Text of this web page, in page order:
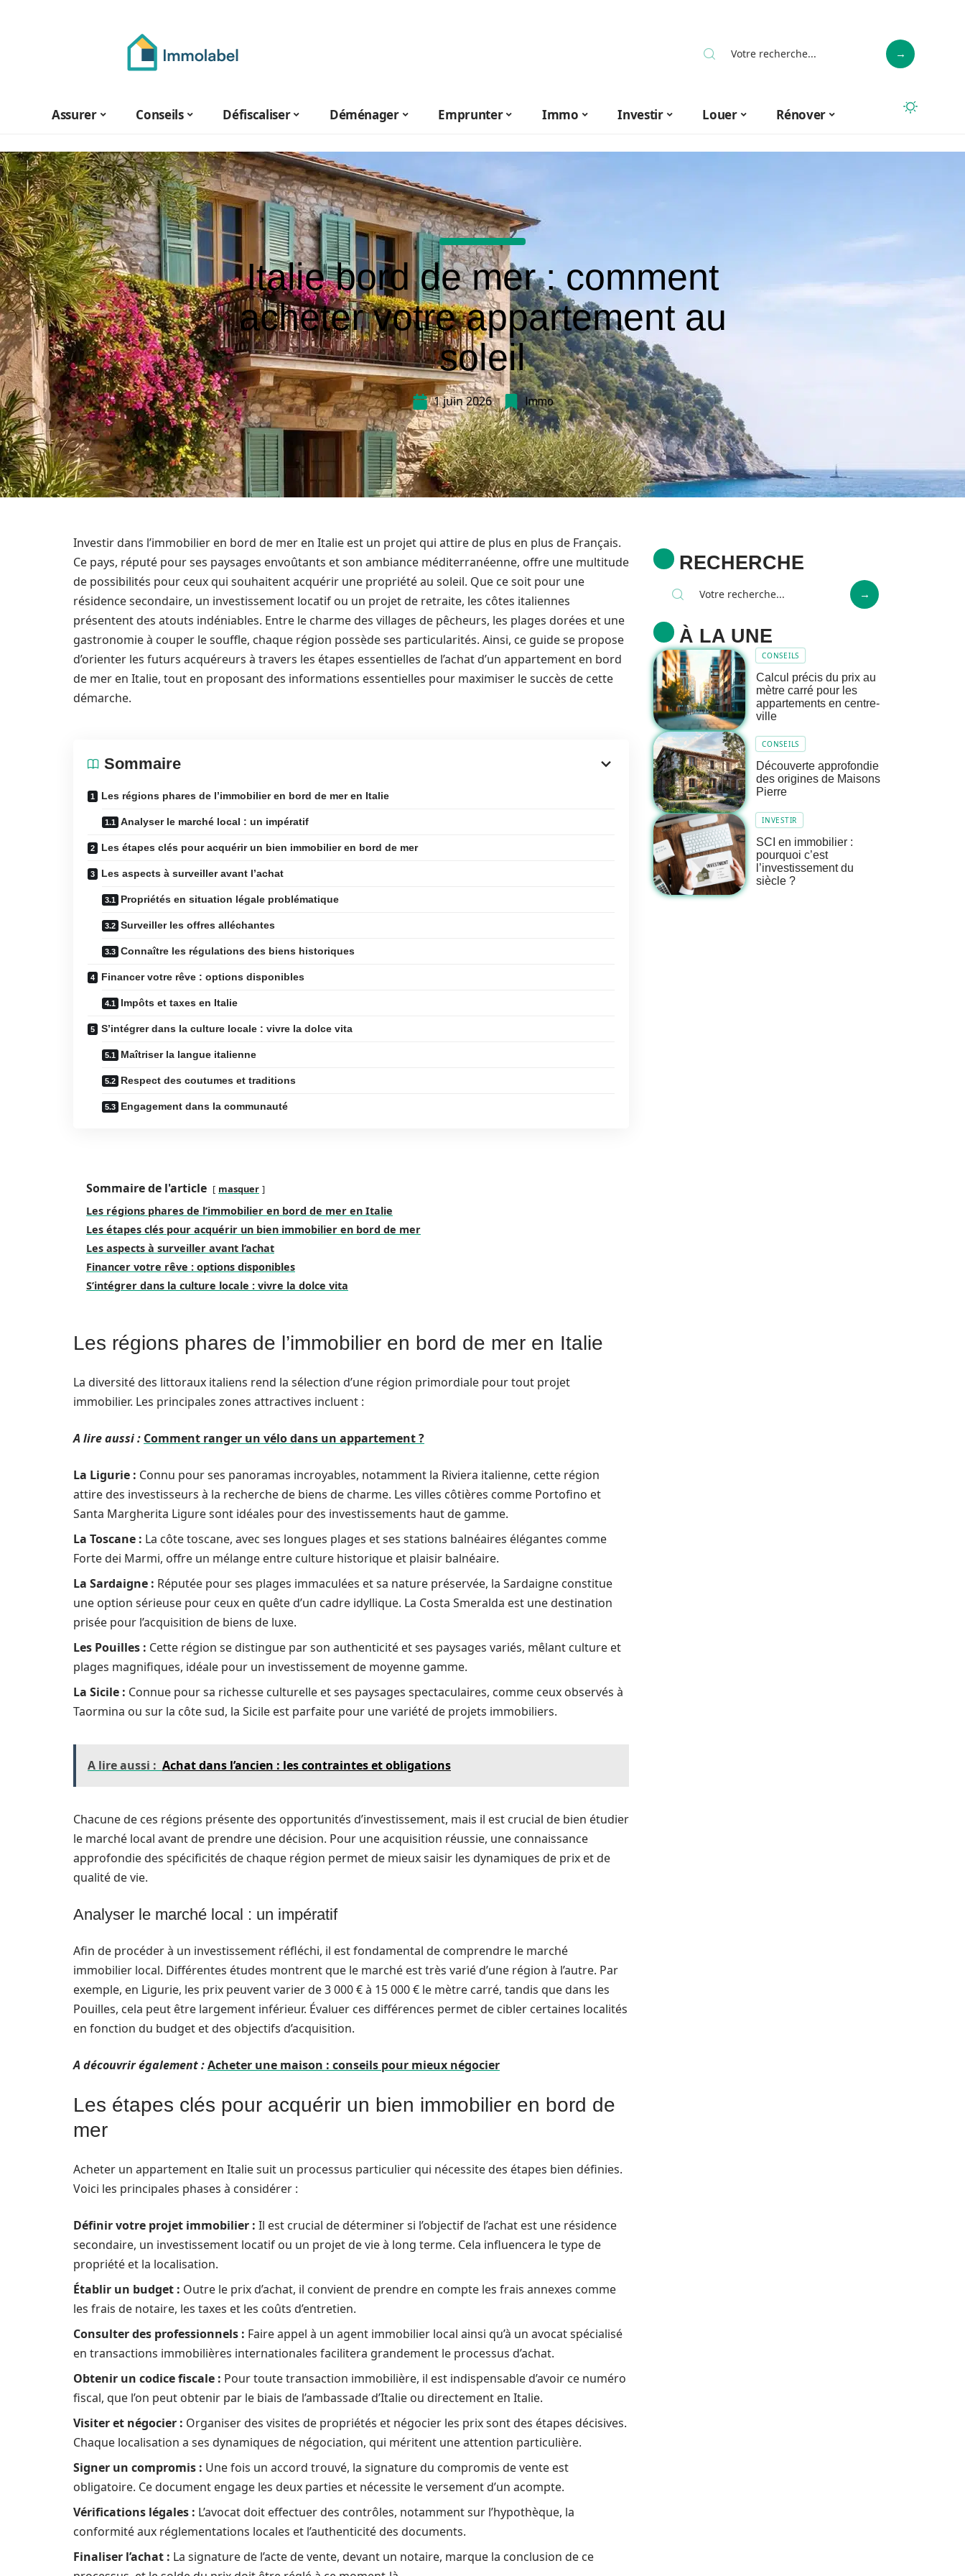
Assurer Conseils Défiscaliser Déménager Emprunter Immo Investir Louer Rénover
Italie bord de mer : comment
acheter votre appartement au
soleil
1 juin 2026 Immo
Investir dans l’immobilier en bord de mer en Italie est un projet qui attire de plus en plus de Français.
Ce pays, réputé pour ses paysages envoûtants et son ambiance méditerranéenne, offre une multitude
de possibilités pour ceux qui souhaitent acquérir une propriété au soleil. Que ce soit pour une
résidence secondaire, un investissement locatif ou un projet de retraite, les côtes italiennes
présentent des atouts indéniables. Entre le charme des villages de pêcheurs, les plages dorées et une
gastronomie à couper le souffle, chaque région possède ses particularités. Ainsi, ce guide se propose
d’orienter les futurs acquéreurs à travers les étapes essentielles de l’achat d’un appartement en bord
de mer en Italie, tout en proposant des informations essentielles pour maximiser le succès de cette
démarche.
Sommaire
Les régions phares de l’immobilier en bord de mer en Italie
Analyser le marché local : un impératif
Les étapes clés pour acquérir un bien immobilier en bord de mer
Les aspects à surveiller avant l’achat
Propriétés en situation légale problématique
Surveiller les offres alléchantes
Connaître les régulations des biens historiques
Financer votre rêve : options disponibles
Impôts et taxes en Italie
S’intégrer dans la culture locale : vivre la dolce vita
Maîtriser la langue italienne
Respect des coutumes et traditions
Engagement dans la communauté
Sommaire de l'article masquer
Les régions phares de l’immobilier en bord de mer en Italie
Les étapes clés pour acquérir un bien immobilier en bord de mer
Les aspects à surveiller avant l’achat
Financer votre rêve : options disponibles
S’intégrer dans la culture locale : vivre la dolce vita
Les régions phares de l’immobilier en bord de mer en Italie
La diversité des littoraux italiens rend la sélection d’une région primordiale pour tout projet
immobilier. Les principales zones attractives incluent :
A lire aussi : Comment ranger un vélo dans un appartement ?
La Ligurie : Connu pour ses panoramas incroyables, notamment la Riviera italienne, cette région
attire des investisseurs à la recherche de biens de charme. Les villes côtières comme Portofino et
Santa Margherita Ligure sont idéales pour des investissements haut de gamme.
La Toscane : La côte toscane, avec ses longues plages et ses stations balnéaires élégantes comme
Forte dei Marmi, offre un mélange entre culture historique et plaisir balnéaire.
La Sardaigne : Réputée pour ses plages immaculées et sa nature préservée, la Sardaigne constitue
une option sérieuse pour ceux en quête d’un cadre idyllique. La Costa Smeralda est une destination
prisée pour l’acquisition de biens de luxe.
Les Pouilles : Cette région se distingue par son authenticité et ses paysages variés, mêlant culture et
plages magnifiques, idéale pour un investissement de moyenne gamme.
La Sicile : Connue pour sa richesse culturelle et ses paysages spectaculaires, comme ceux observés à
Taormina ou sur la côte sud, la Sicile est parfaite pour une variété de projets immobiliers.
A lire aussi : Achat dans l’ancien : les contraintes et obligations
Chacune de ces régions présente des opportunités d’investissement, mais il est crucial de bien étudier
le marché local avant de prendre une décision. Pour une acquisition réussie, une connaissance
approfondie des spécificités de chaque région permet de mieux saisir les dynamiques de prix et de
qualité de vie.
Analyser le marché local : un impératif
Afin de procéder à un investissement réfléchi, il est fondamental de comprendre le marché
immobilier local. Différentes études montrent que le marché est très varié d’une région à l’autre. Par
exemple, en Ligurie, les prix peuvent varier de 3 000 € à 15 000 € le mètre carré, tandis que dans les
Pouilles, cela peut être largement inférieur. Évaluer ces différences permet de cibler certaines localités
en fonction du budget et des objectifs d’acquisition.
A découvrir également :Acheter une maison : conseils pour mieux négocier
Les étapes clés pour acquérir un bien immobilier en bord de
mer
Acheter un appartement en Italie suit un processus particulier qui nécessite des étapes bien définies.
Voici les principales phases à considérer :
Définir votre projet immobilier : Il est crucial de déterminer si l’objectif de l’achat est une résidence
secondaire, un investissement locatif ou un projet de vie à long terme. Cela influencera le type de
propriété et la localisation.
Établir un budget : Outre le prix d’achat, il convient de prendre en compte les frais annexes comme
les frais de notaire, les taxes et les coûts d’entretien.
Consulter des professionnels : Faire appel à un agent immobilier local ainsi qu’à un avocat spécialisé
en transactions immobilières internationales facilitera grandement le processus d’achat.
Obtenir un codice fiscale : Pour toute transaction immobilière, il est indispensable d’avoir ce numéro
fiscal, que l’on peut obtenir par le biais de l’ambassade d’Italie ou directement en Italie.
Visiter et négocier : Organiser des visites de propriétés et négocier les prix sont des étapes décisives.
Chaque localisation a ses dynamiques de négociation, qui méritent une attention particulière.
Signer un compromis : Une fois un accord trouvé, la signature du compromis de vente est
obligatoire. Ce document engage les deux parties et nécessite le versement d’un acompte.
Vérifications légales : L’avocat doit effectuer des contrôles, notamment sur l’hypothèque, la
conformité aux réglementations locales et l’authenticité des documents.
Finaliser l’achat : La signature de l’acte de vente, devant un notaire, marque la conclusion de ce
RECHERCHE
À LA UNE
CONSEILS
Calcul précis du prix au
mètre carré pour les
appartements en centre-
ville
CONSEILS
Découverte approfondie
des origines de Maisons
Pierre
INVESTIR
SCI en immobilier :
pourquoi c’est
l’investissement du
siècle ?